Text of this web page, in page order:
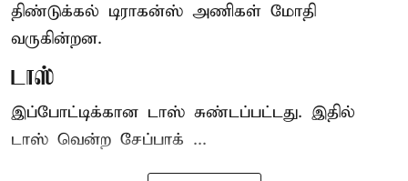
திண்டுக்கல் டிராகன்ஸ் அணிகள் மோதி
வருகின்றன.
டாஸ்
இப்போட்டிக்கான டாஸ் சுண்டப்பட்டது. இதில்
டாஸ் வென்ற சேப்பாக் ...